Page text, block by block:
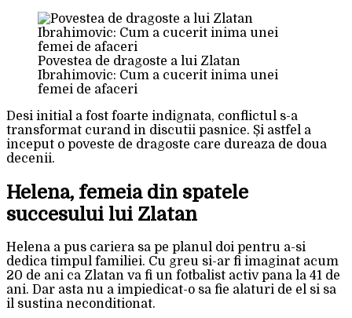
Povestea de dragoste a lui Zlatan
Ibrahimovic: Cum a cucerit inima unei
femei de afaceri
Desi initial a fost foarte indignata, conflictul s-a
transformat curand in discutii pasnice. Și astfel a
inceput o poveste de dragoste care dureaza de doua
decenii.
Helena, femeia din spatele
succesului lui Zlatan
Helena a pus cariera sa pe planul doi pentru a-si
dedica timpul familiei. Cu greu si-ar fi imaginat acum
20 de ani ca Zlatan va fi un fotbalist activ pana la 41 de
ani. Dar asta nu a impiedicat-o sa fie alaturi de el si sa
il sustina neconditionat.